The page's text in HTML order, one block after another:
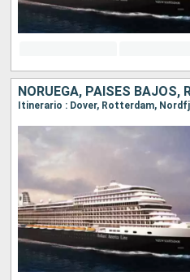
NORUEGA, PAISES BAJOS,